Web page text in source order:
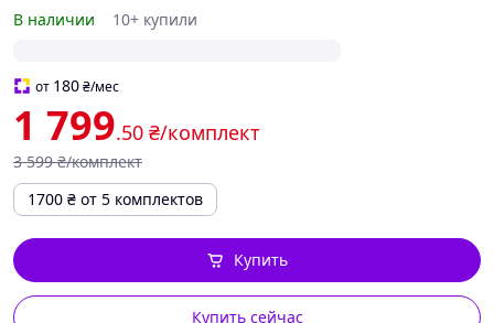
В наличии
10+ купили
от 180₴/мес
1 799.50 ₴/комплект
3 599 ₴/комплект
1700 ₴ от 5 комплектов
Купить сейчас
Купить